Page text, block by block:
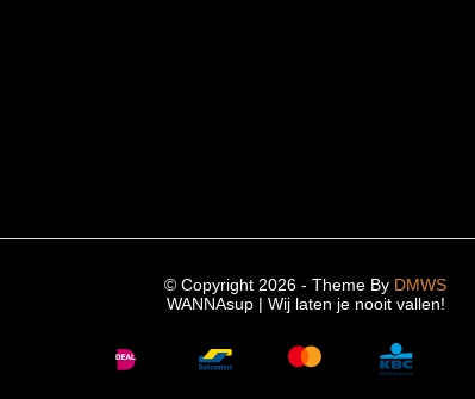
© Copyright 2026 - Theme By DMWS
WANNAsup | Wij laten je nooit vallen!